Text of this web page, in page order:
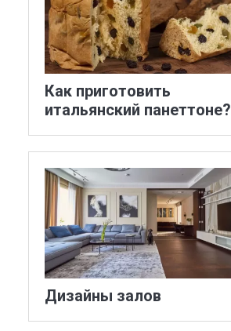
Как приготовить
итальянский панеттоне?
Дизайны залов